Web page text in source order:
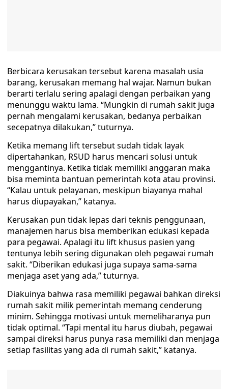
Berbicara kerusakan tersebut karena masalah usia
barang, kerusakan memang hal wajar. Namun bukan
berarti terlalu sering apalagi dengan perbaikan yang
menunggu waktu lama. “Mungkin di rumah sakit juga
pernah mengalami kerusakan, bedanya perbaikan
secepatnya dilakukan,” tuturnya.
Ketika memang lift tersebut sudah tidak layak
dipertahankan, RSUD harus mencari solusi untuk
menggantinya. Ketika tidak memiliki anggaran maka
bisa meminta bantuan pemerintah kota atau provinsi.
“Kalau untuk pelayanan, meskipun biayanya mahal
harus diupayakan,” katanya.
Kerusakan pun tidak lepas dari teknis penggunaan,
manajemen harus bisa memberikan edukasi kepada
para pegawai. Apalagi itu lift khusus pasien yang
tentunya lebih sering digunakan oleh pegawai rumah
sakit. “Diberikan edukasi juga supaya sama-sama
menjaga aset yang ada,” tuturnya.
Diakuinya bahwa rasa memiliki pegawai bahkan direksi
rumah sakit milik pemerintah memang cenderung
minim. Sehingga motivasi untuk memeliharanya pun
tidak optimal. “Tapi mental itu harus diubah, pegawai
sampai direksi harus punya rasa memiliki dan menjaga
setiap fasilitas yang ada di rumah sakit,” katanya.